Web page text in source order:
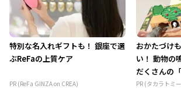
特別な名入れギフトも！ 銀座で選
ぶReFaの上質ケア
PR (ReFa GINZA on CREA)
おかたづけ
い！ 動物の
だくさんの
PR (タカラトミ